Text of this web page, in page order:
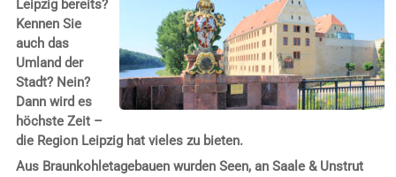
Leipzig bereits?
Kennen Sie
auch das
Umland der
Stadt? Nein?
Dann wird es
höchste Zeit –
die Region Leipzig hat vieles zu bieten.
Aus Braunkohletagebauen wurden Seen, an Saale & Unstrut